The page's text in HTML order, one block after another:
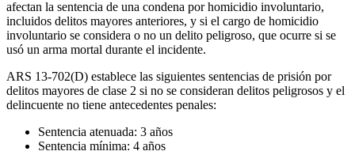
afectan la sentencia de una condena por homicidio involuntario,
incluidos delitos mayores anteriores, y si el cargo de homicidio
involuntario se considera o no un delito peligroso, que ocurre si se
usó un arma mortal durante el incidente.
ARS 13-702(D) establece las siguientes sentencias de prisión por
delitos mayores de clase 2 si no se consideran delitos peligrosos y el
delincuente no tiene antecedentes penales:
Sentencia atenuada: 3 años
Sentencia mínima: 4 años